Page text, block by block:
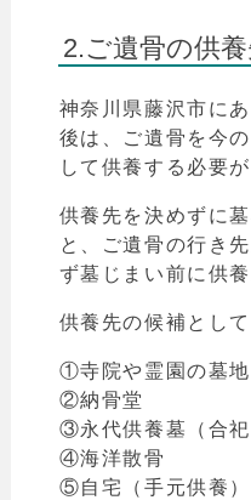
2.ご遺骨の供
神奈川県藤沢市に
後は、ご遺骨を今
して供養する必要
供養先を決めずに
と、ご遺骨の行き
ず墓じまい前に供
供養先の候補とし
①寺院や霊園の墓地
②納骨堂
③永代供養墓（合祀
④海洋散骨
⑤自宅（手元供養）